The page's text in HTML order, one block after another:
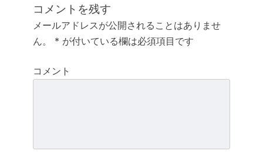
ナ
ビ
ー
コメントを残す
メールアドレスが公開されることはありませ
ん。
* が付いている欄は必須項目です
コメント